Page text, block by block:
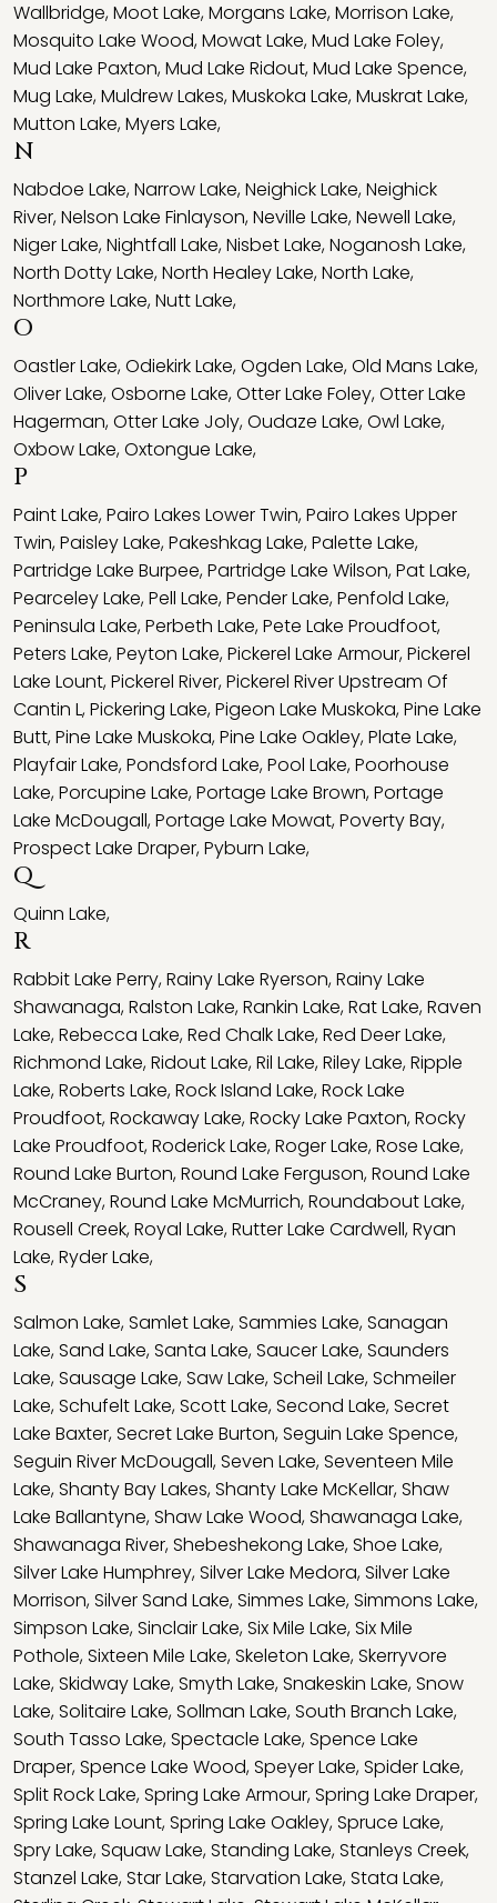
Wallbridge,Moot Lake,Morgans Lake,Morrison Lake,
Mosquito Lake Wood,Mowat Lake,Mud Lake Foley,
Mud Lake Paxton,Mud Lake Ridout,Mud Lake Spence,
Mug Lake,Muldrew Lakes,Muskoka Lake,Muskrat Lake,
Mutton Lake,Myers Lake,
N
Nabdoe Lake,Narrow Lake,Neighick Lake,Neighick
River,Nelson Lake Finlayson,Neville Lake,Newell Lake,
Niger Lake,Nightfall Lake,Nisbet Lake,Noganosh Lake,
North Dotty Lake,North Healey Lake,North Lake,
Northmore Lake,Nutt Lake,
O
Oastler Lake,Odiekirk Lake,Ogden Lake,Old Mans Lake,
Oliver Lake,Osborne Lake,Otter Lake Foley,Otter Lake
Hagerman,Otter Lake Joly,Oudaze Lake,Owl Lake,
Oxbow Lake,Oxtongue Lake,
P
Paint Lake,Pairo Lakes Lower Twin,Pairo Lakes Upper
Twin,Paisley Lake,Pakeshkag Lake,Palette Lake,
Partridge Lake Burpee,Partridge Lake Wilson,Pat Lake,
Pearceley Lake,Pell Lake,Pender Lake,Penfold Lake,
Peninsula Lake,Perbeth Lake,Pete Lake Proudfoot,
Peters Lake,Peyton Lake,Pickerel Lake Armour,Pickerel
Lake Lount,Pickerel River,Pickerel River Upstream Of
Cantin L,Pickering Lake,Pigeon Lake Muskoka,Pine Lake
Butt,Pine Lake Muskoka,Pine Lake Oakley,Plate Lake,
Playfair Lake,Pondsford Lake,Pool Lake,Poorhouse
Lake,Porcupine Lake,Portage Lake Brown,Portage
Lake McDougall,Portage Lake Mowat,Poverty Bay,
Prospect Lake Draper,Pyburn Lake,
Q
Quinn Lake,
R
Rabbit Lake Perry,Rainy Lake Ryerson,Rainy Lake
Shawanaga,Ralston Lake,Rankin Lake,Rat Lake,Raven
Lake,Rebecca Lake,Red Chalk Lake,Red Deer Lake,
Richmond Lake,Ridout Lake,Ril Lake,Riley Lake,Ripple
Lake,Roberts Lake,Rock Island Lake,Rock Lake
Proudfoot,Rockaway Lake,Rocky Lake Paxton,Rocky
Lake Proudfoot,Roderick Lake,Roger Lake,Rose Lake,
Round Lake Burton,Round Lake Ferguson,Round Lake
McCraney,Round Lake McMurrich,Roundabout Lake,
Rousell Creek,Royal Lake,Rutter Lake Cardwell,Ryan
Lake,Ryder Lake,
S
Salmon Lake,Samlet Lake,Sammies Lake,Sanagan
Lake,Sand Lake,Santa Lake,Saucer Lake,Saunders
Lake,Sausage Lake,Saw Lake,Scheil Lake,Schmeiler
Lake,Schufelt Lake,Scott Lake,Second Lake,Secret
Lake Baxter,Secret Lake Burton,Seguin Lake Spence,
Seguin River McDougall,Seven Lake,Seventeen Mile
Lake,Shanty Bay Lakes,Shanty Lake McKellar,Shaw
Lake Ballantyne,Shaw Lake Wood,Shawanaga Lake,
Shawanaga River,Shebeshekong Lake,Shoe Lake,
Silver Lake Humphrey,Silver Lake Medora,Silver Lake
Morrison,Silver Sand Lake,Simmes Lake,Simmons Lake,
Simpson Lake,Sinclair Lake,Six Mile Lake,Six Mile
Pothole,Sixteen Mile Lake,Skeleton Lake,Skerryvore
Lake,Skidway Lake,Smyth Lake,Snakeskin Lake,Snow
Lake,Solitaire Lake,Sollman Lake,South Branch Lake,
South Tasso Lake,Spectacle Lake,Spence Lake
Draper,Spence Lake Wood,Speyer Lake,Spider Lake,
Split Rock Lake,Spring Lake Armour,Spring Lake Draper,
Spring Lake Lount,Spring Lake Oakley,Spruce Lake,
Spry Lake,Squaw Lake,Standing Lake,Stanleys Creek,
Stanzel Lake,Star Lake,Starvation Lake,Stata Lake,